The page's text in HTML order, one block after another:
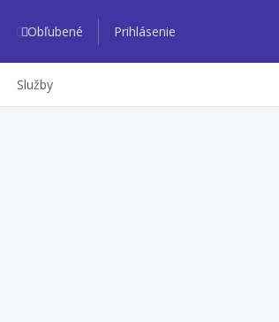
Obľubené Prihlásenie
Služby